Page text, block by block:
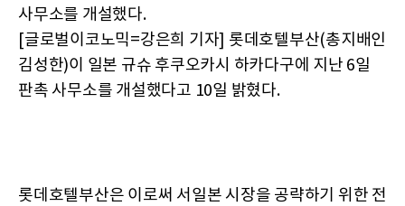
사무소를 개설했다.
[글로벌이코노믹=강은희 기자] 롯데호텔부산(총지배인
김성한)이 일본 규슈 후쿠오카시 하카다구에 지난 6일
판촉 사무소를 개설했다고 10일 밝혔다.
롯데호텔부산은 이로써 서일본 시장을 공략하기 위한 전